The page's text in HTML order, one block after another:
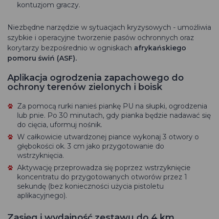
kontuzjom graczy.
Niezbędne narzędzie w sytuacjach kryzysowych - umożliwia
szybkie i operacyjne tworzenie pasów ochronnych oraz
korytarzy bezpośrednio w ogniskach afrykańskiego
pomoru świń (ASF).
Aplikacja ogrodzenia zapachowego do
ochrony terenów zielonych i boisk
Za pomocą rurki nanieś piankę PU na słupki, ogrodzenia
lub pnie. Po 30 minutach, gdy pianka będzie nadawać się
do cięcia, uformuj nośnik.
W całkowicie utwardzonej piance wykonaj 3 otwory o
głębokości ok. 3 cm jako przygotowanie do
wstrzyknięcia.
Aktywację przeprowadza się poprzez wstrzyknięcie
koncentratu do przygotowanych otworów przez 1
sekundę (bez konieczności użycia pistoletu
aplikacyjnego).